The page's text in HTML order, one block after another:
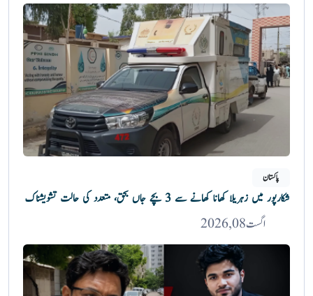
پاکستان
شکارپور میں زہریلا کھانا کھانے سے 3 بچے جاں بحق، متعدد کی حالت تشویشناک
اگست 08, 2026